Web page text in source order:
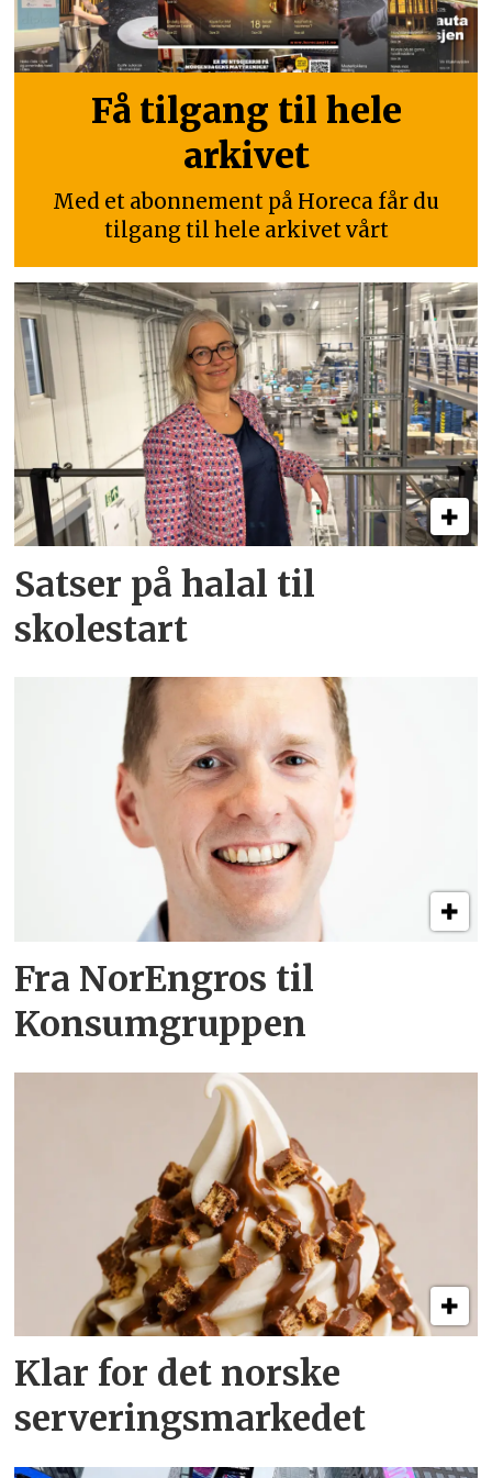
Få tilgang til hele
arkivet
Med et abonnement på Horeca får du
tilgang til hele arkivet vårt
Satser på halal til
skolestart
Fra NorEngros til
Konsumgruppen
Klar for det norske
serveringsmarkedet